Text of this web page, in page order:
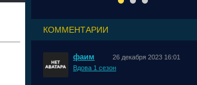
КОММЕНТАРИИ
фаим
26 декабря 2023 16:01
Вдова 1 сезон